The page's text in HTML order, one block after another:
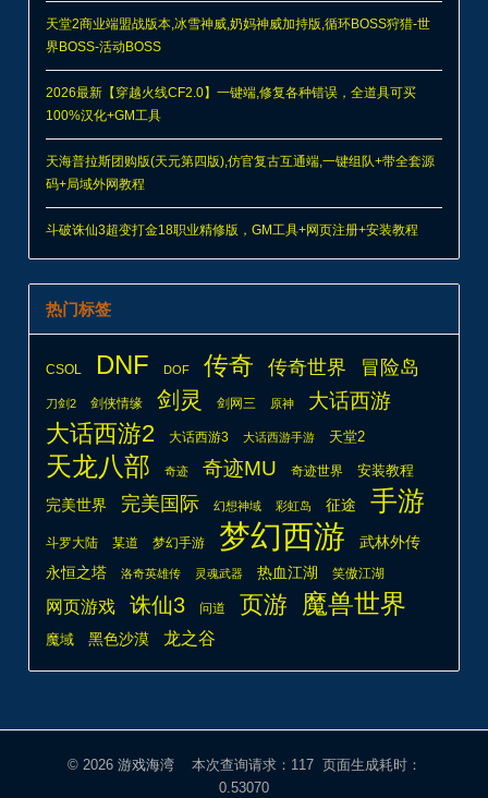
天堂2商业端盟战版本,冰雪神威,奶妈神威加持版,循环BOSS狩猎-世
界BOSS-活动BOSS
2026最新【穿越火线CF2.0】一键端,修复各种错误，全道具可买
100%汉化+GM工具
天海普拉斯团购版(天元第四版),仿官复古互通端,一键组队+带全套源
码+局域外网教程
斗破诛仙3超变打金18职业精修版，GM工具+网页注册+安装教程
热门标签
CSOL DNF DOF 传奇 传奇世界 冒险岛
刀剑2 剑侠情缘 剑灵 剑网三 原神 大话西游
大话西游2 大话西游3 大话西游手游 天堂2
天龙八部 奇迹 奇迹MU 奇迹世界 安装教程
完美世界 完美国际 幻想神域 彩虹岛 征途 手游
斗罗大陆 某道 梦幻手游 梦幻西游
武林外传
永恒之塔
洛奇英雄传 灵魂武器 热血江湖 笑傲江湖
网页游戏 诛仙3 问道 页游 魔兽世界
魔域 黑色沙漠 龙之谷
© 2026 游戏海湾本次查询请求：117 页面生成耗时：
0.53070